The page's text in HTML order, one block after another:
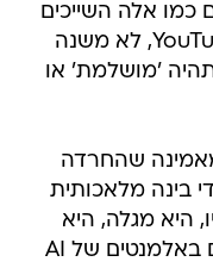
כמו אלה השייכים
עם בחורה שאני מנוי אליה ב-YouTube, לא משנה
'מושלמת' או
מאמינה שהחרדה
בינה מלאכותית
היא מגלה, היא
כוכבי פורנו רבים כבר משתמשים באלמנטים של AI